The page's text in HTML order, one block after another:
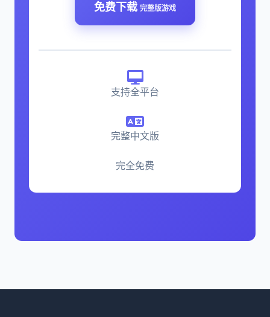
免费下载 完整版游戏
支持全平台
完整中文版
完全免费